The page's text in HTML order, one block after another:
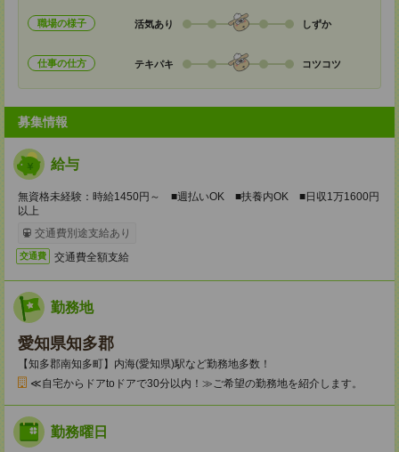
職場の様子 活気あり しずか
仕事の仕方 テキパキ コツコツ
募集情報
給与
無資格未経験：時給1450円～ ■週払いOK ■扶養内OK ■日収1万1600円
以上
交通費別途支給あり
交通費 交通費全額支給
勤務地
愛知県知多郡
【知多郡南知多町】内海(愛知県)駅など勤務地多数！
≪自宅からドアtoドアで30分以内！≫ご希望の勤務地を紹介します。
勤務曜日